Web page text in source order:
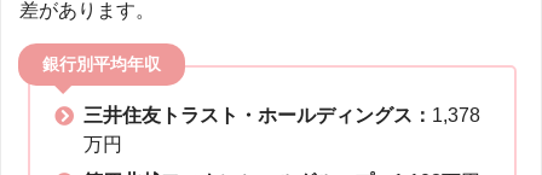
差があります。
銀行別平均年収
三井住友トラスト・ホールディングス： 1,378
万円